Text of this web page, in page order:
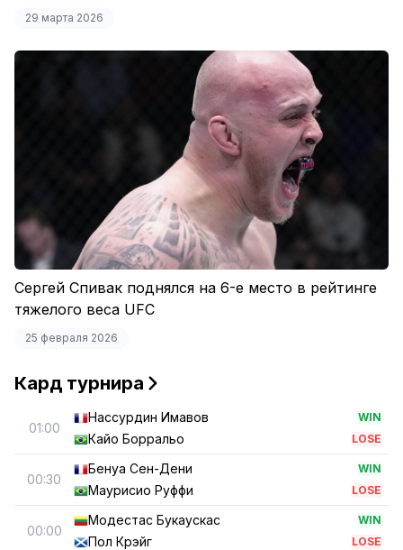
29 марта 2026
Сергей Спивак поднялся на 6-е место в рейтинге
тяжелого веса UFC
25 февраля 2026
Кард турнира
01:00
Нассурдин Имавов WIN
Кайо Борральо LOSE
00:30
Бенуа Сен-Дени WIN
Маурисио Руффи LOSE
00:00
Модестас Букаускас WIN
Пол Крэйг LOSE